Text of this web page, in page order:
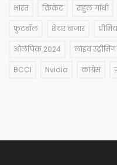
भारत क्रिकेट राहुल गांधी
फुटबॉल शेयर बाजार
ओलंपिक 2024 लाइव स्ट्रीमिंग
BCCI Nvidia कांग्रेस